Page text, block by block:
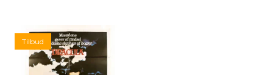
Tilbud